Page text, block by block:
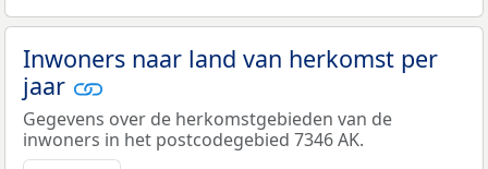
Inwoners naar land van herkomst per
jaar
Gegevens over de herkomstgebieden van de
inwoners in het postcodegebied 7346 AK.